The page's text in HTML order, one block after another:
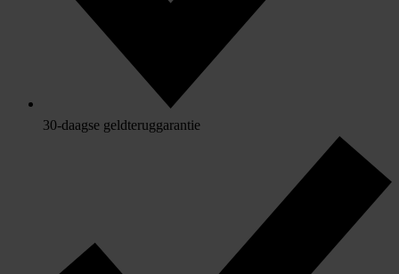
30-daagse geldteruggarantie